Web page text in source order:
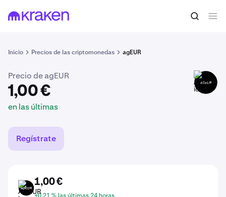
Inicio Precios de las criptomonedas agEUR
1,00 € Comprar AGEUR
Precio de agEUR
1,00 €
en las últimas
AGEUR
Regístrate
AGEUR
1,00 €